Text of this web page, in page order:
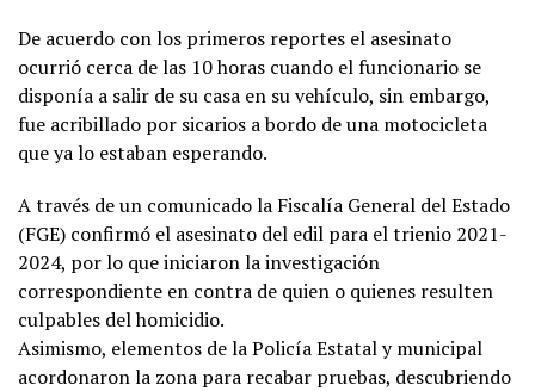
De acuerdo con los primeros reportes el asesinato
ocurrió cerca de las 10 horas cuando el funcionario se
disponía a salir de su casa en su vehículo, sin embargo,
fue acribillado por sicarios a bordo de una motocicleta
que ya lo estaban esperando.
A través de un comunicado la Fiscalía General del Estado
(FGE) confirmó el asesinato del edil para el trienio 2021-
2024, por lo que iniciaron la investigación
correspondiente en contra de quien o quienes resulten
culpables del homicidio.
Asimismo, elementos de la Policía Estatal y municipal
acordonaron la zona para recabar pruebas, descubriendo